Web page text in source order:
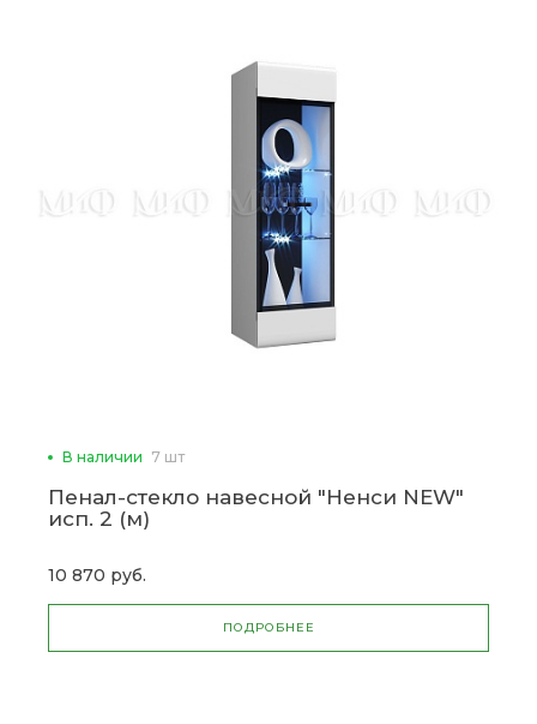
В наличии 7 шт
Пенал-стекло навесной "Ненси NEW"
исп. 2 (м)
10 870 руб.
ПОДРОБНЕЕ